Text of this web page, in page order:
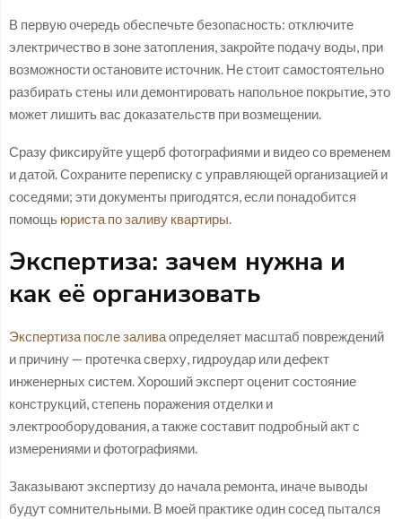
В первую очередь обеспечьте безопасность: отключите
электричество в зоне затопления, закройте подачу воды, при
возможности остановите источник. Не стоит самостоятельно
разбирать стены или демонтировать напольное покрытие, это
может лишить вас доказательств при возмещении.
Сразу фиксируйте ущерб фотографиями и видео со временем
и датой. Сохраните переписку с управляющей организацией и
соседями; эти документы пригодятся, если понадобится
помощь юриста по заливу квартиры
Экспертиза: зачем нужна и
как её организовать
Экспертиза после заливаопределяет масштаб повреждений
и причину — протечка сверху, гидроудар или дефект
инженерных систем. Хороший эксперт оценит состояние
конструкций, степень поражения отделки и
электрооборудования, а также составит подробный акт с
измерениями и фотографиями.
Заказывают экспертизу до начала ремонта, иначе выводы
будут сомнительными. В моей практике один сосед пытался